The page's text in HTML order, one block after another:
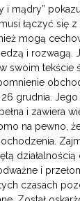
i mądry”
łączyć się
mogą
i rozwagą.
swoim tekście
grudnia.
i zawiera
na pewno,
działalnością
i
czasach